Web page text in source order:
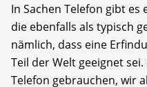
In Sachen Telefon gibt
die ebenfalls als typisch
nämlich, dass eine
Teil der Welt geeignet
Telefon gebrauchen, wir